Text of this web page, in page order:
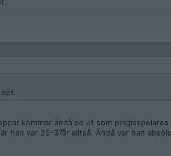
kommer ändå se ut som
han var 25-37år alltså. Ändå var han